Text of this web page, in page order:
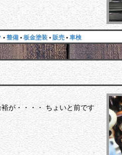
•整備•板金塗装•販売•車検
が・・・・ ちょいと前です